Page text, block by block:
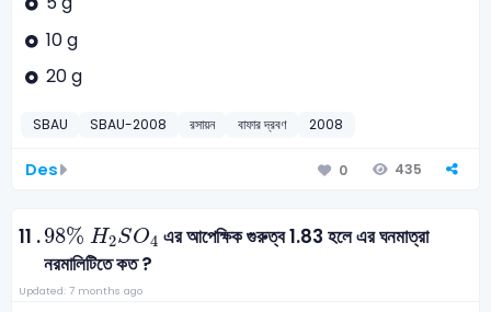
10 g
20 g
SBAU SBAU-2008 রসায়ন বাফার দ্রবণ 2008
Des 0 435
11 .98% H2SO4
98% H 2SO 4
এর আপেক্ষিক গুরুত্ব 1.83 হলে এর ঘনমাত্রা
নরমালিটিতে কত ?
Updated: 7 months ago